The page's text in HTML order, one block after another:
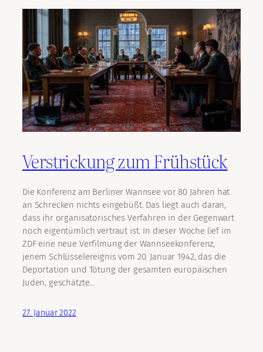
Verstrickung zum Frühstück
Die Konferenz am Berliner Wannsee vor 80 Jahren hat
an Schrecken nichts eingebüßt. Das liegt auch daran,
dass ihr organisatorisches Verfahren in der Gegenwart
noch eigentümlich vertraut ist. In dieser Woche lief im
ZDF eine neue Verfilmung der Wannseekonferenz,
jenem Schlüsselereignis vom 20. Januar 1942, das die
Deportation und Tötung der gesamten europäischen
Juden, geschätzte…
27. Januar 2022